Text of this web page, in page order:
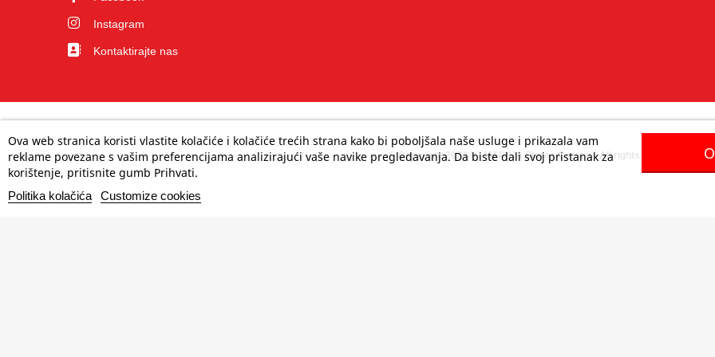
Instagram
Kontaktirajte nas
© Copyright 2024 by MARINA Stores Croatia - All rights reserved
Ova web stranica koristi vlastite kolačiće i kolačiće trećih strana kako bi poboljšala naše usluge i prikazala vam
reklame povezane s vašim preferencijama analizirajući vaše navike pregledavanja. Da biste dali svoj pristanak za
korištenje, pritisnite gumb Prihvati.
Politika kolačića Customize cookies